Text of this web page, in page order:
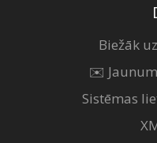
Biežāk
✉️
Sistēmas